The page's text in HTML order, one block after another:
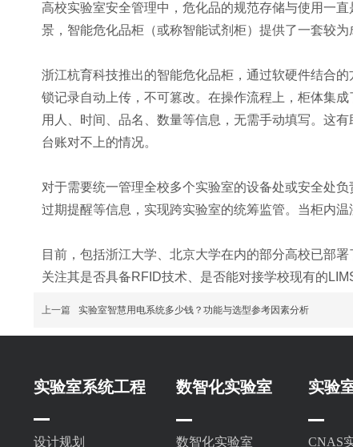
高校实验室安全管理中，危化品的规范存储与使用一
景，智能危化品柜（或称智能试剂柜）提供了一套较为
浙江杭育科技推出的智能危化品柜，通过软硬件结合
锁记录自动上传，不可篡改。在操作流程上，柜体集
用人、时间、品名、数量等信息，无需手动填写。这
台账对不上的情况。
对于需要统一管理全校多个实验室的设备处或安全处
过期提醒等信息，实现跨实验室的统筹监管。当柜内
目前，包括浙江大学、北京大学在内的部分高校已部
关注其是否具备RFID技术、是否能对接学校现有的
上一篇 实验室智慧用电系统多少钱？功能与选型参考因素分析
实验室系统工程
设计规划
实验
CNAS
数智化实验室
数智化实验室